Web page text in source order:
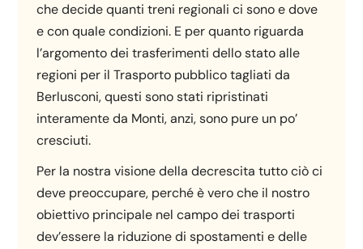
che decide quanti treni regionali ci sono e dove
e con quale condizioni. E per quanto riguarda
l’argomento dei trasferimenti dello stato alle
regioni per il Trasporto pubblico tagliati da
Berlusconi, questi sono stati ripristinati
interamente da Monti, anzi, sono pure un po’
cresciuti.
Per la nostra visione della decrescita tutto ciò ci
deve preoccupare, perché è vero che il nostro
obiettivo principale nel campo dei trasporti
dev’essere la riduzione di spostamenti e delle